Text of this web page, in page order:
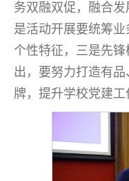
务双融双促，融合
是活动开展要统筹
个性特征，三是先
出，要努力打造有
牌，提升学校党建工